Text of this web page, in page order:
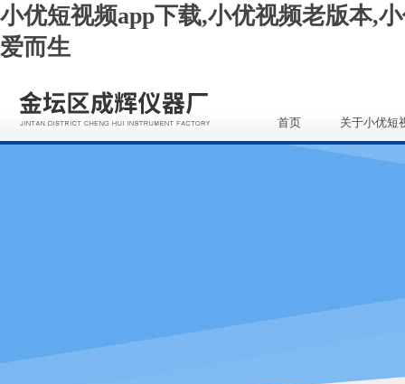
小优短视频app下载,小优视频老版本,
爱而生
首页 关于小优短